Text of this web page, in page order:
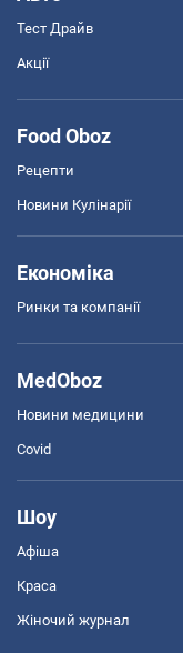
Тест Драйв
Акції
Food Oboz
Рецепти
Новини Кулінарії
Економіка
Ринки та компанії
MedOboz
Новини медицини
Covid
Шоу
Афіша
Краса
Жіночий журнал